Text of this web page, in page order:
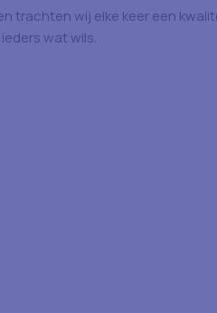
trachten wij elke keer een
wat wils.